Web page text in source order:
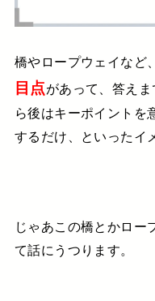
橋やロープウェイなど
目点があって、 答え
ら後はキーポイントを
するだけ、 といったイ
じゃあこの橋とかロー
て話にうつります。